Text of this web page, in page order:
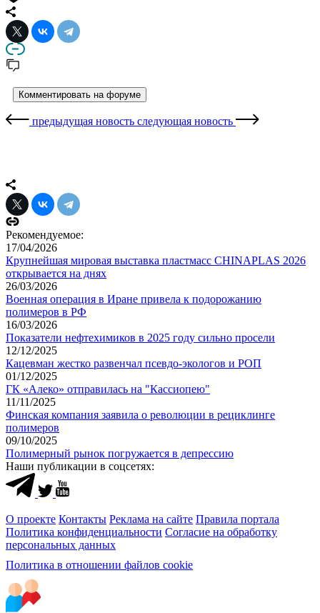
предыдущая новость следующая новость
Рекомендуемое:
17/04/2026
Крупнейшая мировая выставка пластмасс CHINAPLAS 2026
открывается на днях
26/03/2026
Военная операция в Иране привела к подорожанию
полимеров в РФ
16/03/2026
Показатели нефтехимиков в 2025 году сильно просели
12/12/2025
Кацевман жестко развенчал псевдо-экологов и РОП
01/12/2025
ГК «Алеко» отправилась на "Кассиопею"
11/11/2025
Финская компания заявила о революции в рециклинге
полимеров
09/10/2025
Полимерный рынок погружается в депрессию
Наши публикации в соцсетях:
О проекте Контакты Реклама на сайте Правила портала
Политика конфиденциальности Согласие на обработку
персональных данных
Политика в отношении файлов cookie